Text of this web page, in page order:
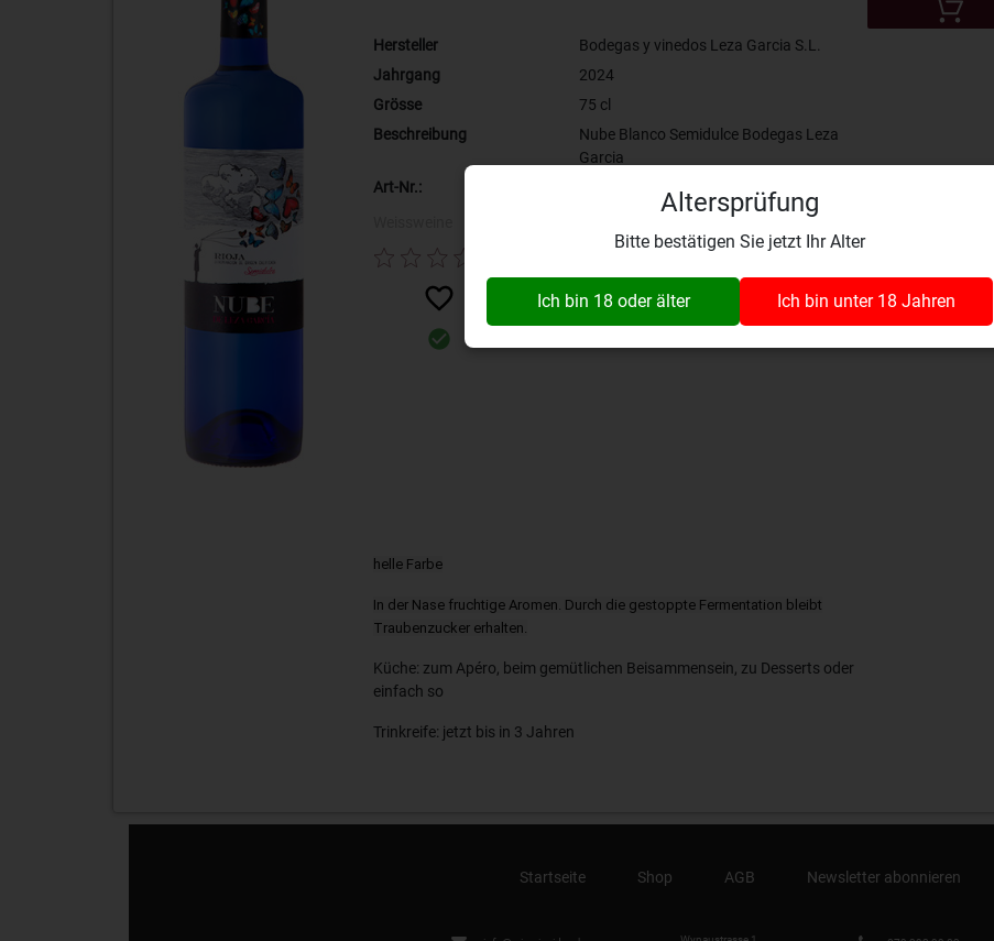
Altersprüfung
Bitte bestätigen Sie jetzt Ihr Alter
Ich bin 18 oder älter Ich bin unter 18 Jahren
Hersteller
Bodegas y vinedos Leza Garcia S.L.
Jahrgang
2024
Grösse
75 cl
Beschreibung
Nube Blanco Semidulce Bodegas Leza
Garcia
Art-Nr.:
Zur Wunschliste hinzufügen
helle Farbe
In der Nase fruchtige Aromen. Durch die gestoppte Fermentation bleibt
Traubenzucker erhalten.
Küche: zum Apéro, beim gemütlichen Beisammensein, zu Desserts oder
einfach so
Trinkreife: jetzt bis in 3 Jahren
Startseite Shop AGB Newsletter abonnieren